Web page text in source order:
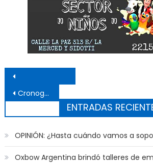
Navegación de
Cronograma de pagos de mayo en el IPS
ENTRADAS
OPINIÓN: ¿Hasta cuándo vamos a
Oxbow Argentina brindó talleres de